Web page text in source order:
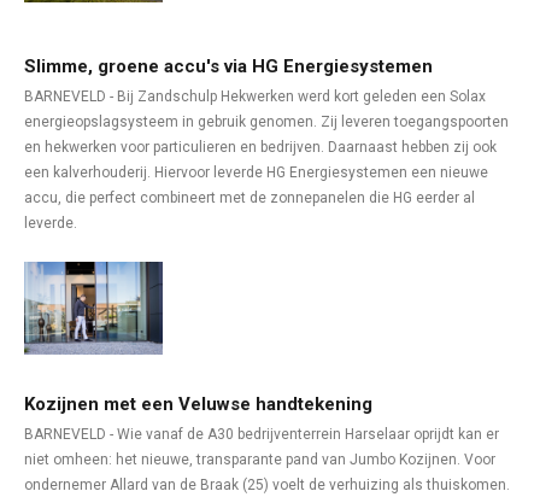
Slimme, groene accu's via HG Energiesystemen
BARNEVELD - Bij Zandschulp Hekwerken werd kort geleden een Solax
energieopslagsysteem in gebruik genomen. Zij leveren toegangspoorten
en hekwerken voor particulieren en bedrijven. Daarnaast hebben zij ook
een kalverhouderij. Hiervoor leverde HG Energiesystemen een nieuwe
accu, die perfect combineert met de zonnepanelen die HG eerder al
leverde.
Kozijnen met een Veluwse handtekening
BARNEVELD - Wie vanaf de A30 bedrijventerrein Harselaar oprijdt kan er
niet omheen: het nieuwe, transparante pand van Jumbo Kozijnen. Voor
ondernemer Allard van de Braak (25) voelt de verhuizing als thuiskomen.